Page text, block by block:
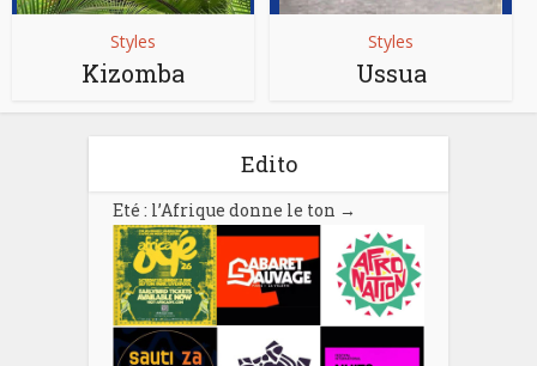
Styles
Kizomba
Styles
Ussua
Edito
Eté : l’Afrique donne le ton →